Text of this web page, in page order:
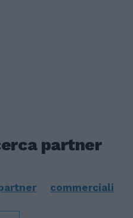
partner
commerciali